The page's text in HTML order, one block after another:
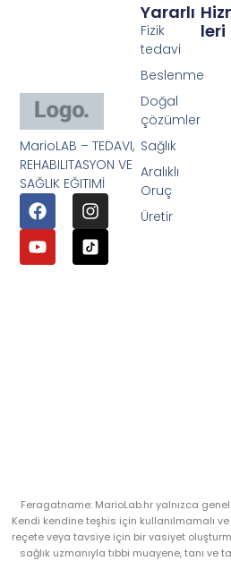
MarioLAB – TEDAVI,
REHABILITASYON VE
SAĞLIK EĞITIMİ
Leri
Yararlı
Fizik
tedavi
Beslenme
Doğal
çözümler
Sağlık
Aralıklı
Oruç
Üretir
Feragatname: MarioLab.hr yalnızca
Kendi kendine teşhis için kullanılmamalı
reçete veya tavsiye için bir vasiyet
sağlık uzmanıyla tıbbi muayene, tanı